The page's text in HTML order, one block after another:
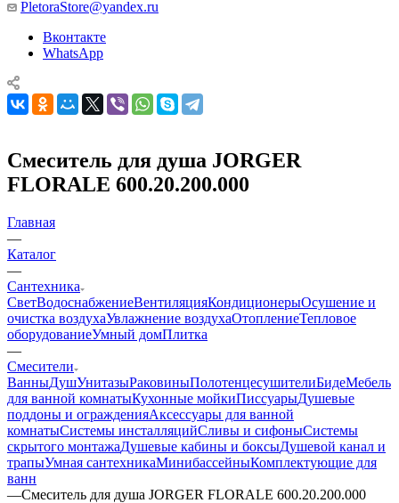
PletoraStore@yandex.ru
Вконтакте
WhatsApp
Смеситель для душа JORGER
FLORALE 600.20.200.000
Главная
—
Каталог
—
Сантехника
СветВодоснабжениеВентиляцияКондиционерыОсушение и
очистка воздухаУвлажнение воздухаОтоплениеТепловое
оборудованиеУмный домПлитка
—
Смесители
ВанныДушУнитазыРаковиныПолотенцесушителиБидеМебель
для ванной комнатыКухонные мойкиПиссуарыДушевые
поддоны и огражденияАксессуары для ванной
комнатыСистемы инсталляцийСливы и сифоныСистемы
скрытого монтажаДушевые кабины и боксыДушевой канал и
трапыУмная сантехникаМинибассейныКомплектующие для
ванн
—Смеситель для душа JORGER FLORALE 600.20.200.000